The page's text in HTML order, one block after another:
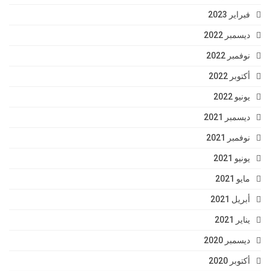
فبراير 2023
ديسمبر 2022
نوفمبر 2022
أكتوبر 2022
يونيو 2022
ديسمبر 2021
نوفمبر 2021
يونيو 2021
مايو 2021
أبريل 2021
يناير 2021
ديسمبر 2020
أكتوبر 2020